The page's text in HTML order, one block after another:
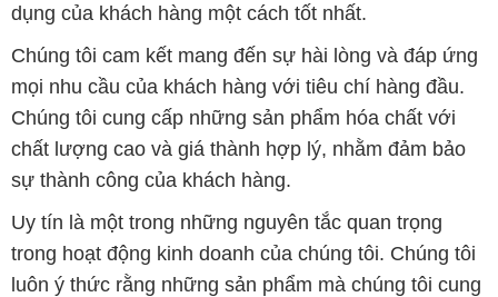
dụng của khách hàng một cách tốt nhất.
Chúng tôi cam kết mang đến sự hài lòng và đáp ứng
mọi nhu cầu của khách hàng với tiêu chí hàng đầu.
Chúng tôi cung cấp những sản phẩm hóa chất với
chất lượng cao và giá thành hợp lý, nhằm đảm bảo
sự thành công của khách hàng.
Uy tín là một trong những nguyên tắc quan trọng
trong hoạt động kinh doanh của chúng tôi. Chúng tôi
luôn ý thức rằng những sản phẩm mà chúng tôi cung